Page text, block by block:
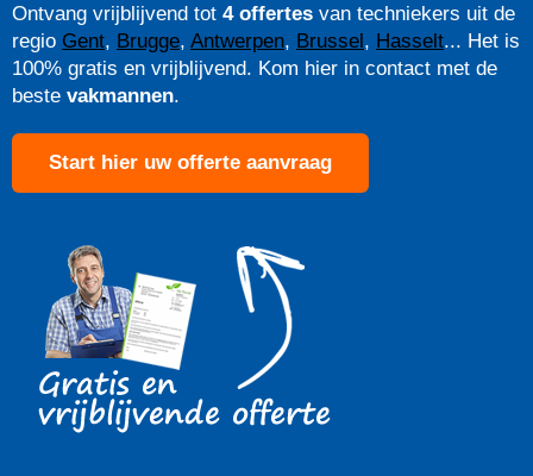
Ontvang vrijblijvend tot 4 offertes van techniekers uit de
regio Gent, Brugge, Antwerpen, Brussel, Hasselt... Het is
100% gratis en vrijblijvend. Kom hier in contact met de
beste vakmannen.
Start hier uw offerte aanvraag